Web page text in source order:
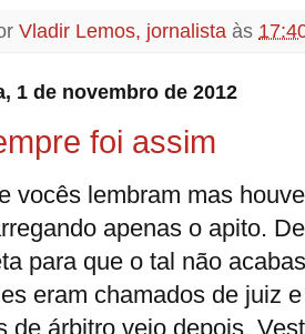
Vladir Lemos, jornalista às
1 de novembro de 2012
foi assim
vocês lembram mas
apenas o apito.
para que o tal não
eram chamados de juiz
de árbitro veio depois.